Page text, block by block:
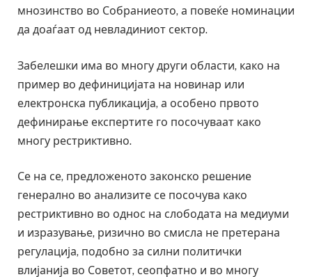
мнозинство во Собраниеото, а повеќе номинации
да доаѓаат од невладиниот сектор.
Забелешки има во многу други области, како на
пример во дефиницијата на новинар или
електронска публикација, а особено првото
дефинирање експертите го посочуваат како
многу рестриктивно.
Се на се, предложеното законско решение
генерално во анализите се посочува како
рестриктивно во однос на слободата на медиуми
и изразување, ризично во смисла не претерана
регулација, подобно за силни политички
влијанија во Советот, сеопфатно и во многу